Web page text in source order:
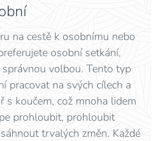
na cestě k osobnímu nebo
osobní setkání,
volbou. Tento typ
pracovat na svých cílech a
s koučem, což mnoha lidem
prohloubit, prohloubit
trvalých změn. Každé